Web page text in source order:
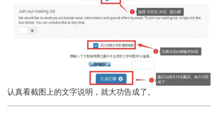
认真看截图上的文字说明，就大功告成了。